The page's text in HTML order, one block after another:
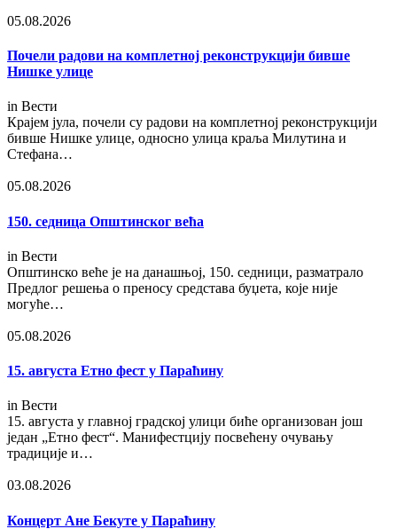
05.08.2026
Почели радови на комплетној реконструкцији бивше
Нишке улице
in Вести
Крајем јула, почели су радови на комплетној реконструкцији
бивше Нишке улице, односно улица краља Милутина и
Стефана…
05.08.2026
150. седница Општинског већа
in Вести
Општинско веће је на данашњој, 150. седници, разматрало
Предлог решења о преносу средстава буџета, које није
могуће…
05.08.2026
15. августа Етно фест у Параћину
in Вести
15. августа у главној градској улици биће организован још
један „Етно фест“. Манифестцију посвећену очувању
традиције и…
03.08.2026
Концерт Ане Бекуте у Параћину